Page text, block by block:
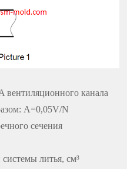
вентиляционного канала
A=0,05V/N
сечения
литья, см³